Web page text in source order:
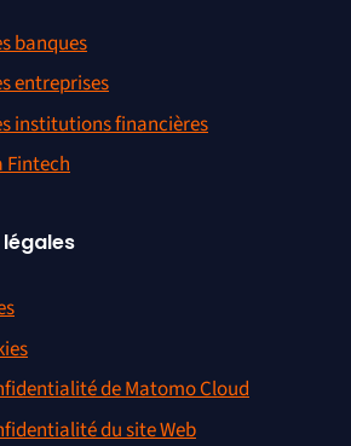
banques
entreprises
institutions financières
Fintech
de Matomo Cloud
du site Web